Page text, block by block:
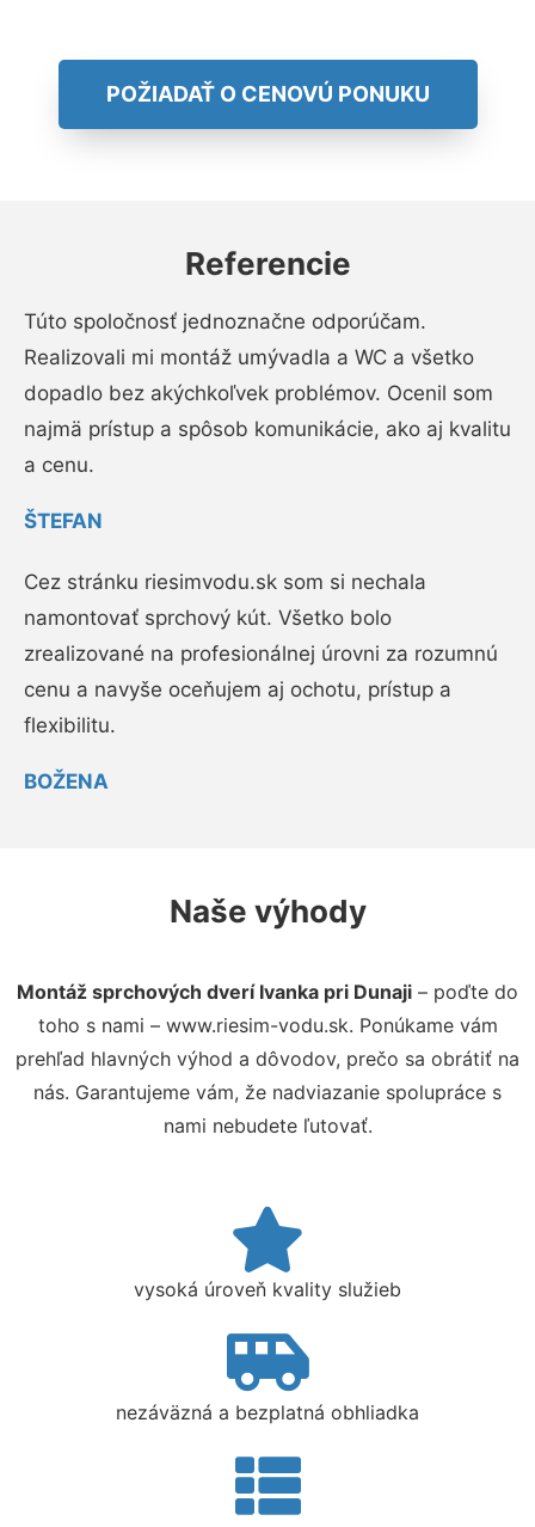
POŽIADAŤ O CENOVÚ PONUKU
Referencie
Túto spoločnosť jednoznačne odporúčam.
Realizovali mi montáž umývadla a WC a všetko
dopadlo bez akýchkoľvek problémov. Ocenil som
najmä prístup a spôsob komunikácie, ako aj kvalitu
a cenu.
ŠTEFAN
Cez stránku riesimvodu.sk som si nechala
namontovať sprchový kút. Všetko bolo
zrealizované na profesionálnej úrovni za rozumnú
cenu a navyše oceňujem aj ochotu, prístup a
flexibilitu.
BOŽENA
Naše výhody
Montáž sprchových dverí Ivanka pri Dunaji – poďte do
toho s nami – www.riesim-vodu.sk. Ponúkame vám
prehľad hlavných výhod a dôvodov, prečo sa obrátiť na
nás. Garantujeme vám, že nadviazanie spolupráce s
nami nebudete ľutovať.
vysoká úroveň kvality služieb
nezáväzná a bezplatná obhliadka